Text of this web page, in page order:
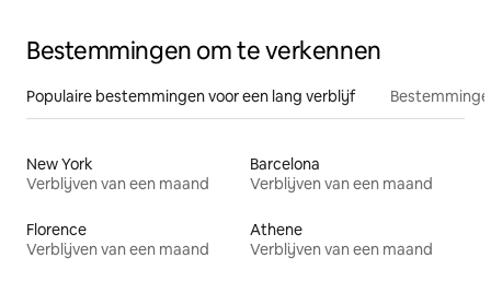
Bestemmingen om te verkennen
Populaire bestemmingen voor een lang verblijf
New York
Verblijven van een maand
Barcelona
Verblijven van een maand
Florence
Verblijven van een maand
Athene
Verblijven van een maand